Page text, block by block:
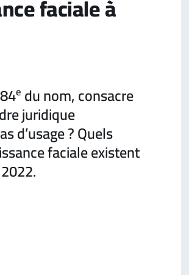
faciale à
e du nom, consacre
juridique
d’usage ? Quels
faciale existent